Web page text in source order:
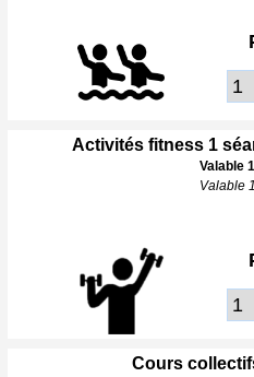
Activités fitness 1
Valable
Valable
Cours